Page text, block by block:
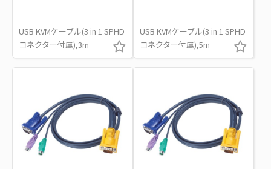
USB KVMケーブル(3 in 1 SPHD
コネクター付属),3m
USB KVMケーブル(3 in 1 SPHD
コネクター付属),5m